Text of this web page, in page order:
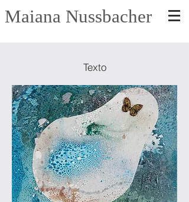
Maiana Nussbacher
Texto